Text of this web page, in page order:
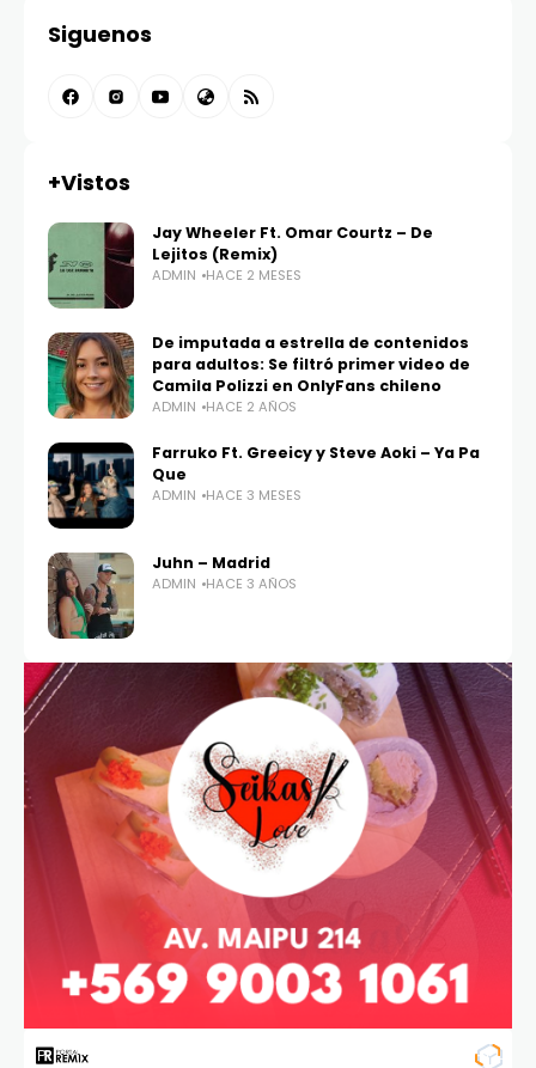
Siguenos
+Vistos
Jay Wheeler Ft. Omar Courtz – De
Lejitos (Remix)
ADMIN HACE 2 MESES
De imputada a estrella de contenidos
para adultos: Se filtró primer video de
Camila Polizzi en OnlyFans chileno
ADMIN HACE 2 AÑOS
Farruko Ft. Greeicy y Steve Aoki – Ya Pa
Que
ADMIN HACE 3 MESES
Juhn – Madrid
ADMIN HACE 3 AÑOS